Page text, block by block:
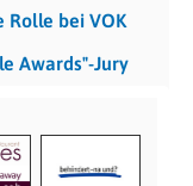
Rolle bei VOK
Awards"-Jury